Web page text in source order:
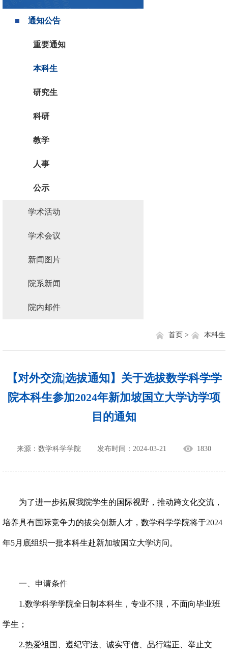
通知公告
重要通知
本科生
研究生
科研
教学
人事
公示
学术活动
学术会议
新闻图片
院系新闻
院内邮件
本科生
首页 >
【对外交流|选拔通知】关于选拔数学科学学
院本科生参加2024年新加坡国立大学访学项
目的通知
来源：数学科学学院 发布时间：2024-03-21 1830
为了进一步拓展我院学生的国际视野，推动跨文化交流，
培养具有国际竞争力的拔尖创新人才，数学科学学院将于2024
年5月底组织一批本科生赴新加坡国立大学访问。
一、申请条件
1.数学科学学院全日制本科生，专业不限，不面向毕业班
学生；
2.热爱祖国、遵纪守法、诚实守信、品行端正、举止文